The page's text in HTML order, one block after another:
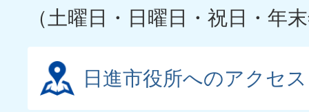
（土曜日・日曜日・祝日・年
日進市役所へのアクセス